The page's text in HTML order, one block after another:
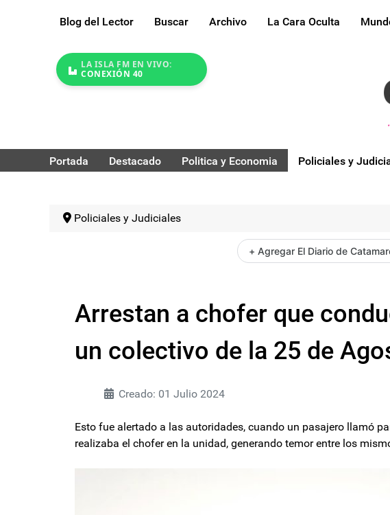
Blog del Lector Buscar Archivo La Cara Oculta
LA ISLA FM EN VIVO:
CONEXIÓN 40
Portada Destacado Politica y Economia Policiales y
Policiales y Judiciales
+ Agregar El Diario de
Arrestan a chofer que
un colectivo de la 25 de
Creado: 01 Julio 2024
Esto fue alertado a las autoridades, cuando un pasajero llamó
realizaba el chofer en la unidad, generando temor entre los